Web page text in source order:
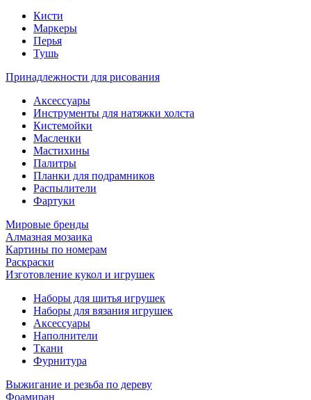
Кисти
Маркеры
Перья
Тушь
Принадлежности для рисования
Аксессуары
Инструменты для натяжки холста
Кистемойки
Масленки
Мастихины
Палитры
Планки для подрамников
Распылители
Фартуки
Мировые бренды
Алмазная мозаика
Картины по номерам
Раскраски
Изготовление кукол и игрушек
Наборы для шитья игрушек
Наборы для вязания игрушек
Аксессуары
Наполнители
Ткани
Фурнитура
Выжигание и резьба по дереву
Фоамиран